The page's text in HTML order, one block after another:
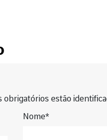
estão
Nome*